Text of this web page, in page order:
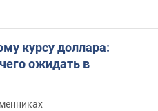
курсу доллара:
ожидать в